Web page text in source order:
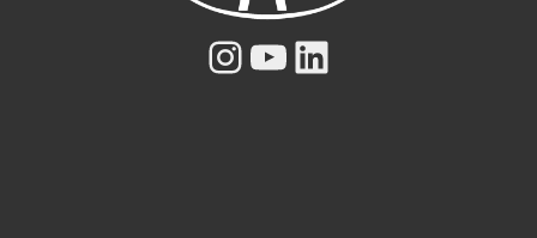
Instagram
YouTube
LinkedIn